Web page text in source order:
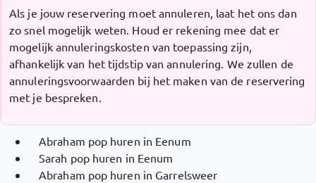
Als je jouw reservering moet annuleren, laat het ons dan
zo snel mogelijk weten. Houd er rekening mee dat er
mogelijk annuleringskosten van toepassing zijn,
afhankelijk van het tijdstip van annulering. We zullen de
annuleringsvoorwaarden bij het maken van de reservering
met je bespreken.
Abraham pop huren in Eenum
Sarah pop huren in Eenum
Abraham pop huren in Garrelsweer